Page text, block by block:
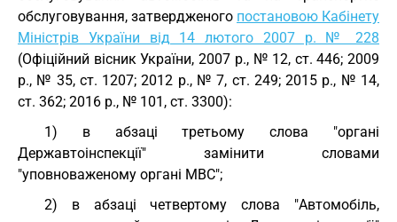
обслуговування, затвердженого постановою Кабінету
Міністрів України від 14 лютого 2007 р. № 228
(Офіційний вісник України, 2007 р., № 12, ст. 446; 2009
р., № 35, ст. 1207; 2012 р., № 7, ст. 249; 2015 р., № 14,
ст. 362; 2016 р., № 101, ст. 3300):
1) в абзаці третьому слова "органі
Державтоінспекції" замінити словами
"уповноваженому органі МВС";
2) в абзаці четвертому слова "Автомобіль,